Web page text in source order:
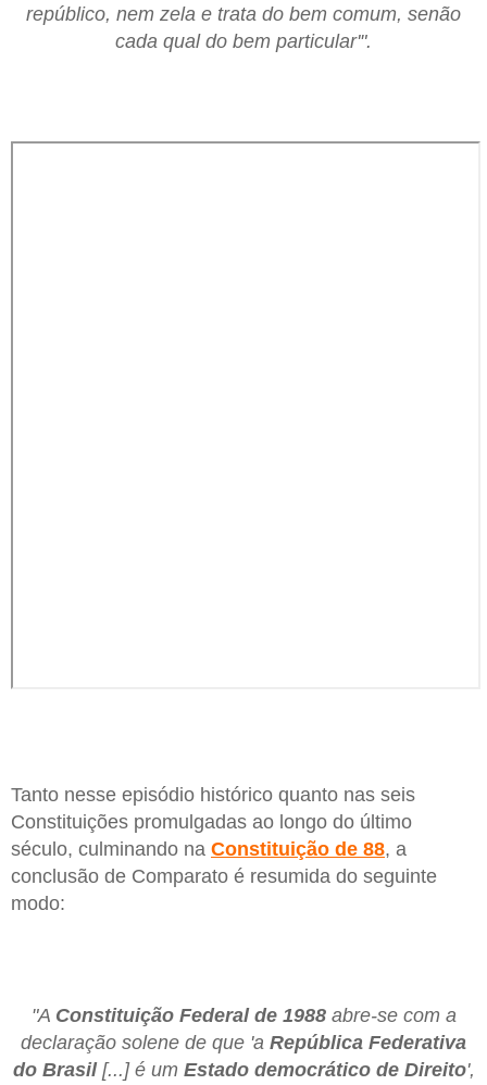
repúblico, nem zela e trata do bem comum, senão
cada qual do bem particular'".
Tanto nesse episódio histórico quanto nas seis
Constituições promulgadas ao longo do último
século, culminando na Constituição de 88, a
conclusão de Comparato é resumida do seguinte
modo:
"A Constituição Federal de 1988abre-se com a
declaração solene de que 'a República Federativa
do Brasil[...] é um Estado democrático de Direito',